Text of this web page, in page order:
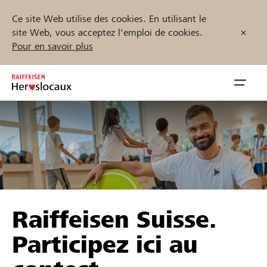
Ce site Web utilise des cookies. En utilisant le
site Web, vous acceptez l'emploi de cookies.
Pour en savoir plus
Inhalt
springen
öffnen
Parrainer
Soutien & assistance
Trouvez des projets et des organisations
Démarrez maintenant
Raiffeisen Suisse.
Participez ici au